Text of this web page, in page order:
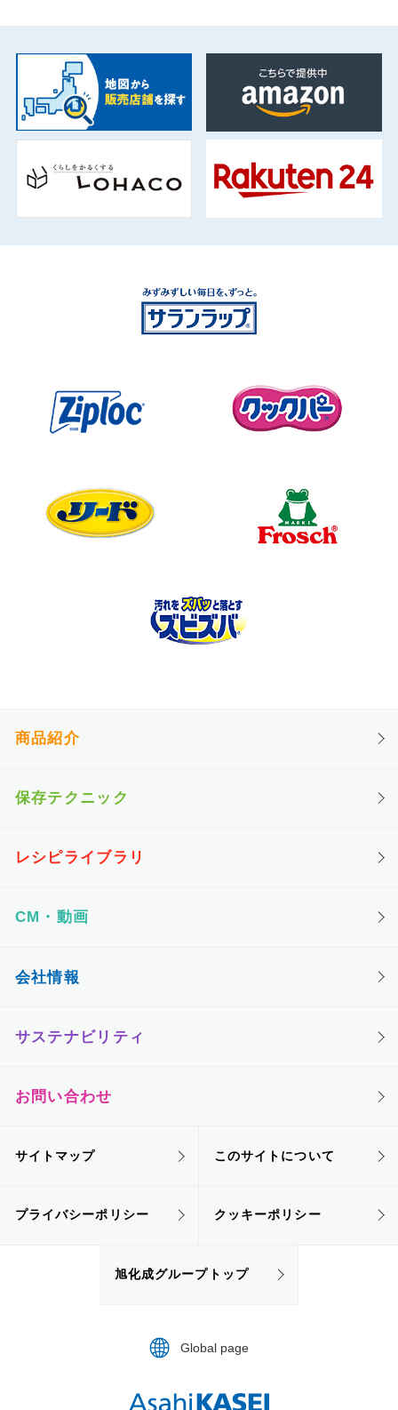
商品紹介
保存テクニック
レシピライブラリ
CM・動画
会社情報
サステナビリティ
お問い合わせ
サイトマップ このサイトについて
プライバシーポリシー クッキーポリシー
旭化成グループトップ
Global page